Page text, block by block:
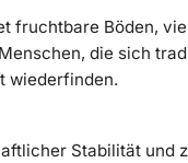
fruchtbare Böden,
die sich
wiederfinden.
Stabilität und